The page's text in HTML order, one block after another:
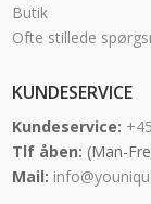
Butik
Ofte stillede
KUNDESERVICE
Kundeservice:
Tlf åben: (Man-
Mail: